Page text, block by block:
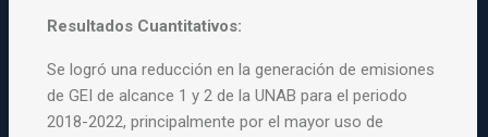
Resultados Cuantitativos:
Se logró una reducción en la generación de emisiones
de GEI de alcance 1 y 2 de la UNAB para el periodo
2018-2022, principalmente por el mayor uso de